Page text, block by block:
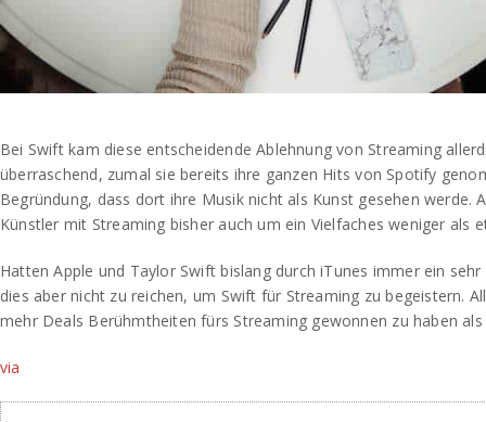
Bei Swift kam diese entscheidende Ablehnung von Streaming
überraschend, zumal sie bereits ihre ganzen Hits von Spotify
Begründung, dass dort ihre Musik nicht als Kunst gesehen werde.
Künstler mit Streaming bisher auch um ein Vielfaches weniger als
Hatten Apple und Taylor Swift bislang durch iTunes immer ein
dies aber nicht zu reichen, um Swift für Streaming zu begeistern.
mehr Deals Berühmtheiten fürs Streaming gewonnen zu haben
via